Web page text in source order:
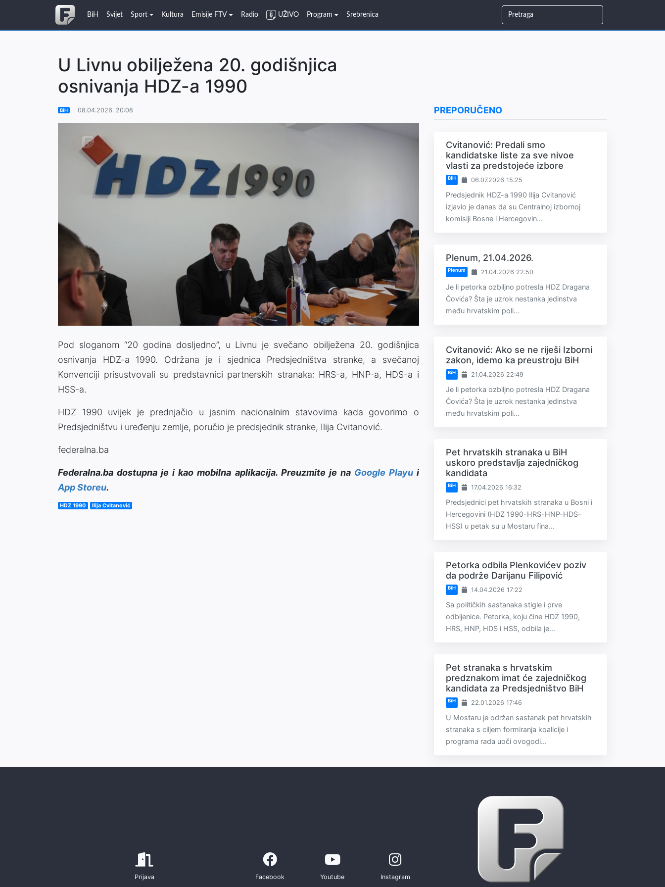
BiH Svijet Sport Kultura Emisije FTV Radio UŽIVO Program Srebrenica
U Livnu obilježena 20. godišnjica
osnivanja HDZ-a 1990
BiH 08.04.2026. 20:08
Pod sloganom “20 godina dosljedno”, u Livnu je svečano obilježena 20. godišnjica
osnivanja HDZ-a 1990. Održana je i sjednica Predsjedništva stranke, a svečanoj
Konvenciji prisustvovali su predstavnici partnerskih stranaka: HRS-a, HNP-a, HDS-a i
HSS-a.
HDZ 1990 uvijek je prednjačio u jasnim nacionalnim stavovima kada govorimo o
Predsjedništvu i uređenju zemlje, poručio je predsjednik stranke, Ilija Cvitanović.
federalna.ba
Federalna.ba dostupna je i kao mobilna aplikacija. Preuzmite je na Google Playui
App Storeu.
HDZ 1990 Ilija Cvitanović
PREPORUČENO
Cvitanović: Predali smo
kandidatske liste za sve nivoe
vlasti za predstojeće izbore
BiH 06.07.2026 15:25
Predsjednik HDZ-a 1990 Ilija Cvitanović
izjavio je danas da su Centralnoj izbornoj
komisiji Bosne i Hercegovin...
Plenum, 21.04.2026.
Plenum 21.04.2026 22:50
Je li petorka ozbiljno potresla HDZ Dragana
Čovića? Šta je uzrok nestanka jedinstva
među hrvatskim poli...
Cvitanović: Ako se ne riješi Izborni
zakon, idemo ka preustroju BiH
BiH 21.04.2026 22:49
Je li petorka ozbiljno potresla HDZ Dragana
Čovića? Šta je uzrok nestanka jedinstva
među hrvatskim poli...
Pet hrvatskih stranaka u BiH
uskoro predstavlja zajedničkog
kandidata
BiH 17.04.2026 16:32
Predsjednici pet hrvatskih stranaka u Bosni i
Hercegovini (HDZ 1990-HRS-HNP-HDS-
HSS) u petak su u Mostaru fina...
Petorka odbila Plenkovićev poziv
da podrže Darijanu Filipović
BiH 14.04.2026 17:22
Sa političkih sastanaka stigle i prve
odbijenice. Petorka, koju čine HDZ 1990,
HRS, HNP, HDS i HSS, odbila je...
Pet stranaka s hrvatskim
predznakom imat će zajedničkog
kandidata za Predsjedništvo BiH
BiH 22.01.2026 17:46
U Mostaru je održan sastanak pet hrvatskih
stranaka s ciljem formiranja koalicije i
programa rada uoči ovogodi...
Prijava Facebook Youtube Instagram